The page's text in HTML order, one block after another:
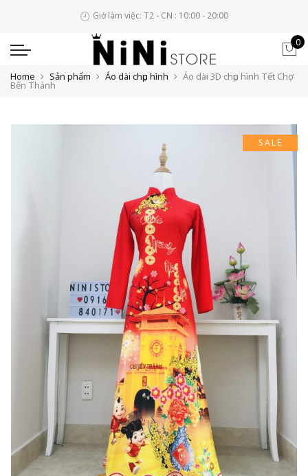
Giờ làm việc: T2 - CN : 10:00 - 20:00
0
Home Sản phẩm Áo dài chụp hình Áo dài 3D chụp hình Tết Chợ
Bến Thành
SALE